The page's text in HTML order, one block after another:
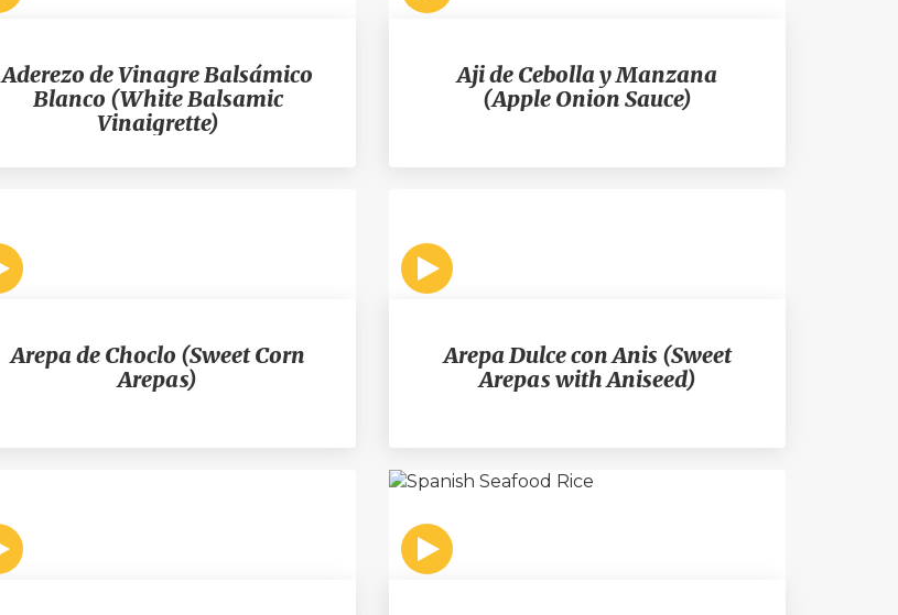
Aderezo de Vinagre Balsámico
Blanco (White Balsamic
Vinaigrette)
Aji de Cebolla y Manzana
(Apple Onion Sauce)
Arepa de Choclo (Sweet Corn
Arepas)
Arepa Dulce con Anis (Sweet
Arepas with Aniseed)